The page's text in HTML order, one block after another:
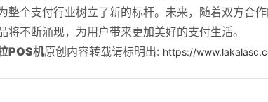
整个支付行业树立了新的标杆。未来，随着双方合
将不断涌现，为用户带来更加美好的支付生活。
POS机原创内容转载请标明出: https://